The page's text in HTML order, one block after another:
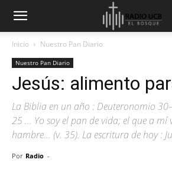
Inicio Nuestro Pan Diario
Nuestro Pan Diario
Jesús: alimento
La Biblia en un año : Deuteronomio
25 … Yo soy el pan de vida; el que a mí
hambre… (v. 35). La escritura de hoy :
Por Radio -